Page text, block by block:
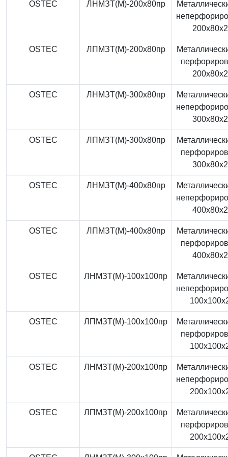
OSTEC ЛНМЗТ(М)-200x80пр
OSTEC ЛПМЗТ(М)-200x80пр
OSTEC ЛНМЗТ(М)-300x80пр
OSTEC ЛПМЗТ(М)-300x80пр
OSTEC ЛНМЗТ(М)-400x80пр
OSTEC ЛПМЗТ(М)-400x80пр
OSTEC ЛНМЗТ(М)-100x100пр
OSTEC ЛПМЗТ(М)-100x100пр
OSTEC ЛНМЗТ(М)-200x100пр
OSTEC ЛПМЗТ(М)-200x100пр